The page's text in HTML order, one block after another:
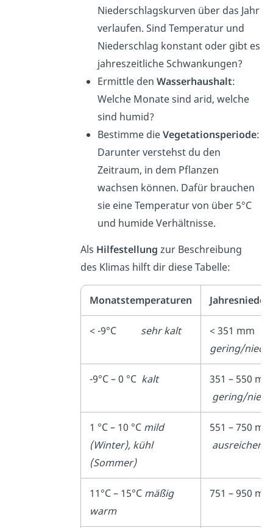
Niederschlagskurven über das Jahr
verlaufen. Sind Temperatur und
Niederschlag konstant oder gibt es
jahreszeitliche Schwankungen?
Ermittle denWasserhaushalt:
Welche Monate sind arid, welche
sind humid?
Bestimme dieVegetationsperiode:
Darunter verstehst du den
Zeitraum, in dem Pflanzen
wachsen können. Dafür brauchen
sie eine Temperatur von über 5°C
und humide Verhältnisse.
Als Hilfestellung zur Beschreibung
des Klimas hilft dir diese Tabelle:
Monatstemperaturen
< -9°C sehr kalt
< 351
gering/
-9°C – 0 °C kalt
351 – 550
gering/
1 °C – 10 °C mild
(Winter), kühl
(Sommer)
551 – 750
11°C – 15°C mäßig
warm
751 – 950